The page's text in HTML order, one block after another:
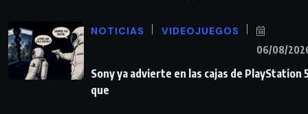
NOTICIAS VIDEOJUEGOS
06/08/
Sony ya advierte en las cajas de PlayStation
que